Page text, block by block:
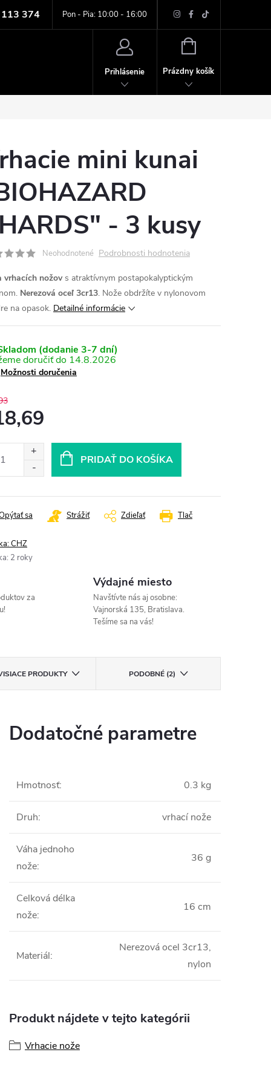
374 Pon - Pia: 10:00 - 16:00
údajov
Prihlásenie
NÁKUPNÝ
Prázdny košík
mini kunai
- 3 kusy
Neohodnotené Podrobnosti hodnotenia
vrhacích nožovs atraktívnym postapokalyptickým
Nerezová oceľ 3cr13. Nože obdržíte v nylonovom
na opasok. Detailné informácie
(dodanie 3-7 dní)
14.8.2026
Možnosti doručenia
PRIDAŤ DO KOŠÍKA
Tlač
sa Strážiť Zdieľať
CHZ
: 2 roky
za
Výdajné miesto
Navštívte nás aj osobne:
Vajnorská 135, Bratislava.
Tešíme sa na vás!
PRODUKTY PODOBNÉ (2)
Dodatočné parametre
Hmotnosť: 0.3 kg
Druh: vrhací nože
Váha jednoho
nože:
36 g
Celková délka
nože:
16 cm
Materiál:
Nerezová ocel 3cr13,
nylon
Produkt nájdete v tejto kategórii
Vrhacie nože